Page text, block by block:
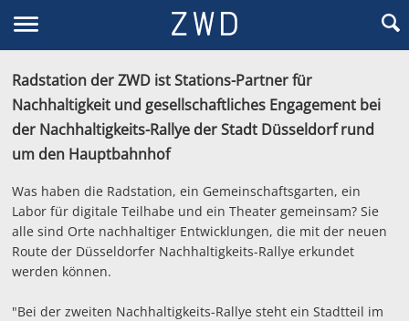
Radstation der ZWD ist Stations-Partner für
Nachhaltigkeit und gesellschaftliches Engagement bei
der Nachhaltigkeits-Rallye der Stadt Düsseldorf rund
um den Hauptbahnhof
Was haben die Radstation, ein Gemeinschaftsgarten, ein
Labor für digitale Teilhabe und ein Theater gemeinsam? Sie
alle sind Orte nachhaltiger Entwicklungen, die mit der neuen
Route der Düsseldorfer Nachhaltigkeits-Rallye erkundet
werden können.
"Bei der zweiten Nachhaltigkeits-Rallye steht ein Stadtteil im